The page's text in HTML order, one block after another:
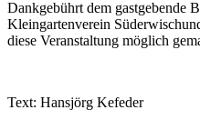
Dankgebührt dem gastgebende
Kleingartenverein
diese Veranstaltung möglich
Text: Hansjörg Kefeder